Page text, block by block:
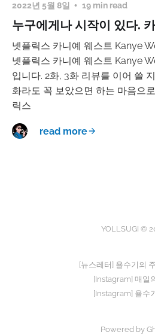
2022년 5월 8일 19 min read
누구에게나 시작이 있다.
넷플릭스 카니예 웨스트 Kanye
넷플릭스 카니예 웨스트 Kanye
입니다. 2화, 3화 리뷰를 이어 쓸
화라도 꼭 보았으면 하는 마음으
릭스
read more
YOLLSUGI ©
[뉴스레터] 욜수기의
[Instagram] 매일
[Instagram] 욜수
Powered by